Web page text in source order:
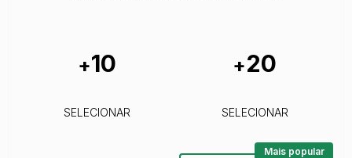
+10
SELECIONAR
+20
SELECIONAR
Mais popular